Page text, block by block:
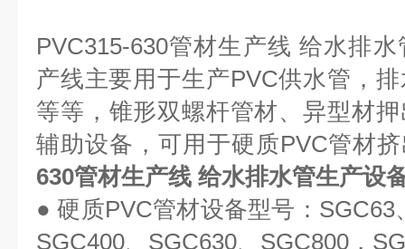
PVC315-630管材生产线 给水排
产线主要用于生产PVC供水管，
等等，锥形双螺杆管材、异型材
辅助设备，可用于硬质PVC管材
630管材生产线 给水排水管生产设
● 硬质PVC管材设备型号：SGC63
SGC400、SGC630、SGC800，